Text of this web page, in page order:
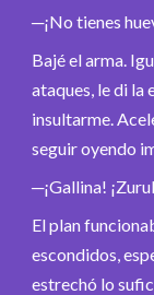
─¡No tienes
Bajé el arma.
ataques, le di la
insultarme.
seguir oyendo
─¡Gallina!
El plan
escondidos,
estrechó lo